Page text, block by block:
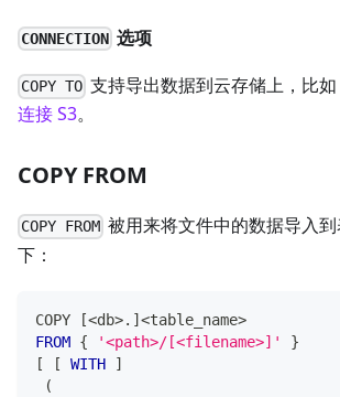
CONNECTION 选项
COPY TO 支持导出数据到云存储上，比
连接 S3。
COPY FROM
COPY FROM 被用来将文件中的数据导入
下：
COPY [<db>. ]<table_name>
FROM { '<path>/[<filename>]'
}
[
[ WITH
]
(